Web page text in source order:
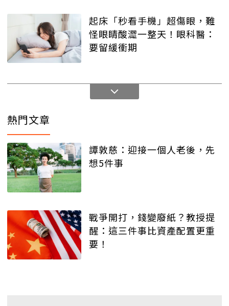
起床「秒看手機」超傷眼，難
怪眼睛酸澀一整天！眼科醫：
要留緩衝期
熱門文章
譚敦慈：迎接一個人老後，先
想5件事
戰爭開打，錢變廢紙？教授提
醒：這三件事比資產配置更重
要！